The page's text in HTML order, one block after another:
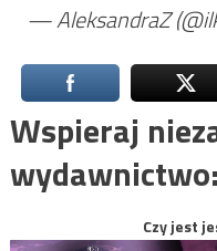
— AleksandraZ
Wspieraj
wydawnictwo:
Czy jest